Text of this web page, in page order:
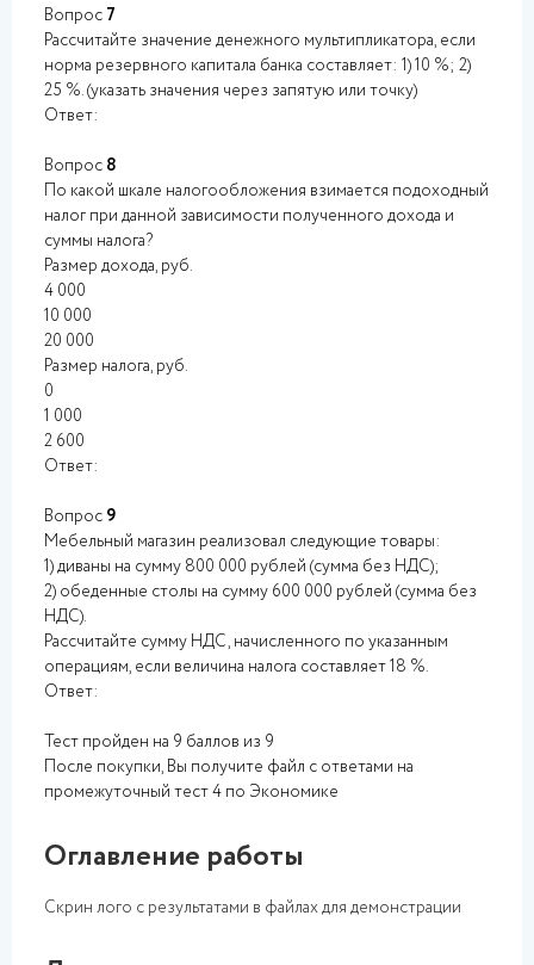
Вопрос 7
Рассчитайте значение денежного мультипликатора, если
норма резервного капитала банка составляет: 1) 10 %; 2)
25 %. (указать значения через запятую или точку)
Ответ:
Вопрос 8
По какой шкале налогообложения взимается подоходный
налог при данной зависимости полученного дохода и
суммы налога?
Размер дохода, руб.
4 000
10 000
20 000
Размер налога, руб.
0
1 000
2 600
Ответ:
Вопрос 9
Мебельный магазин реализовал следующие товары:
1) диваны на сумму 800 000 рублей (сумма без НДС);
2) обеденные столы на сумму 600 000 рублей (сумма без
НДС).
Рассчитайте сумму НДС, начисленного по указанным
операциям, если величина налога составляет 18 %.
Ответ:
Тест пройден на 9 баллов из 9
После покупки, Вы получите файл с ответами на
промежуточный тест 4 по Экономике
Оглавление работы
Скрин лого с результатами в файлах для демонстрации